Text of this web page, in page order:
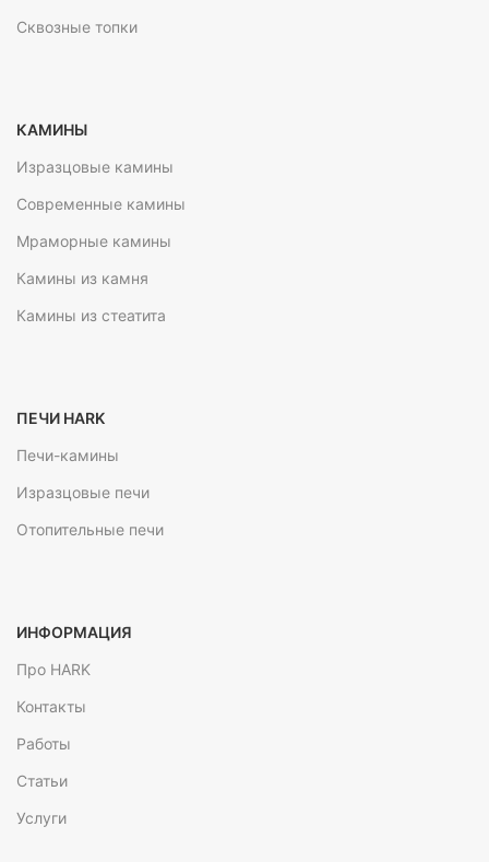
Сквозные топки
КАМИНЫ
Изразцовые камины
Современные камины
Мраморные камины
Камины из камня
Камины из стеатита
ПЕЧИ HARK
Печи-камины
Изразцовые печи
Отопительные печи
ИНФОРМАЦИЯ
Про HARK
Контакты
Работы
Статьи
Услуги